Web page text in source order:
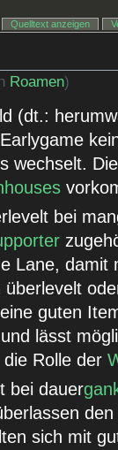
Roamen)
(dt.:
wechselt.
bei
Lane,
überlevelt
guten
lässt
die Rolle der
bei dauer
sich mit
Quelltext anzeigen